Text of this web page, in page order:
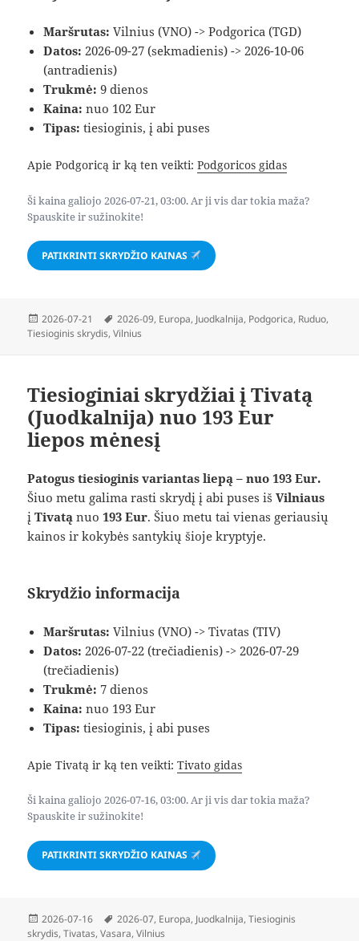
Maršrutas: Vilnius (VNO) -> Podgorica (TGD)
Datos: 2026-09-27 (sekmadienis) -> 2026-10-06
(antradienis)
Trukmė: 9 dienos
Kaina: nuo 102 Eur
Tipas: tiesioginis, į abi puses
Apie Podgoricą ir ką ten veikti:Podgoricos gidas
Ši kaina galiojo 2026-07-21, 03:00. Ar ji vis dar tokia maža?
Spauskite ir sužinokite!
PATIKRINTI SKRYDŽIO KAINAS
Paskelbta
2026-07-21 Žymos
2026-09, Europa, Juodkalnija, Podgorica, Ruduo,
Tiesioginis skrydis,Vilnius
Tiesioginiai skrydžiai į Tivatą
(Juodkalnija) nuo 193 Eur
liepos mėnesį
Patogus tiesioginis variantas liepą – nuo 193 Eur.
Šiuo metu galima rasti skrydį į abi puses išVilniaus
įTivatą nuo193 Eur. Šiuo metu tai vienas geriausių
kainos ir kokybės santykių šioje kryptyje.
Skrydžio informacija
Maršrutas: Vilnius (VNO) -> Tivatas (TIV)
Datos: 2026-07-22 (trečiadienis) -> 2026-07-29
(trečiadienis)
Trukmė: 7 dienos
Kaina: nuo 193 Eur
Tipas: tiesioginis, į abi puses
Apie Tivatą ir ką ten veikti:Tivato gidas
Ši kaina galiojo 2026-07-16, 03:00. Ar ji vis dar tokia maža?
Spauskite ir sužinokite!
PATIKRINTI SKRYDŽIO KAINAS
Paskelbta
2026-07-16 Žymos
2026-07, Europa, Juodkalnija,Tiesioginis
skrydis,Tivatas,Vasara,Vilnius